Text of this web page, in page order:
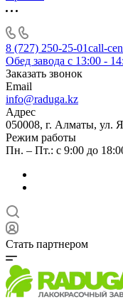
8 (727) 250-25-01call-
Обед завода с 13:00 -
Заказать звонок
Email
info@raduga.kz
Адрес
050008, г. Алматы, ул.
Режим работы
Пн. – Пт.: с 9:00 до
Стать партнером